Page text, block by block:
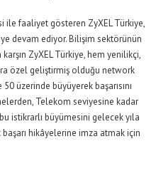
ile faaliyet gösteren ZyXEL Türkiye,
devam ediyor. Bilişim sektörünün
ZyXEL Türkiye, hem yenilikçi,
özel geliştirmiş olduğu network
üzerinde büyüyerek başarısını
Telekom seviyesine kadar
istikrarlı büyümesini gelecek yıla
başarı hikâyelerine imza atmak için